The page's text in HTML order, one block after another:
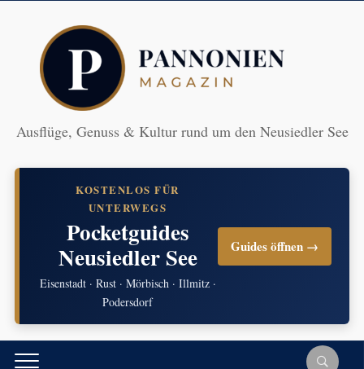
Ausflüge, Genuss & Kultur rund um den Neusiedler See
KOSTENLOS FÜR
UNTERWEGS
Pocketguides
Neusiedler See
Eisenstadt · Rust · Mörbisch · Illmitz ·
Podersdorf
Guides öffnen →